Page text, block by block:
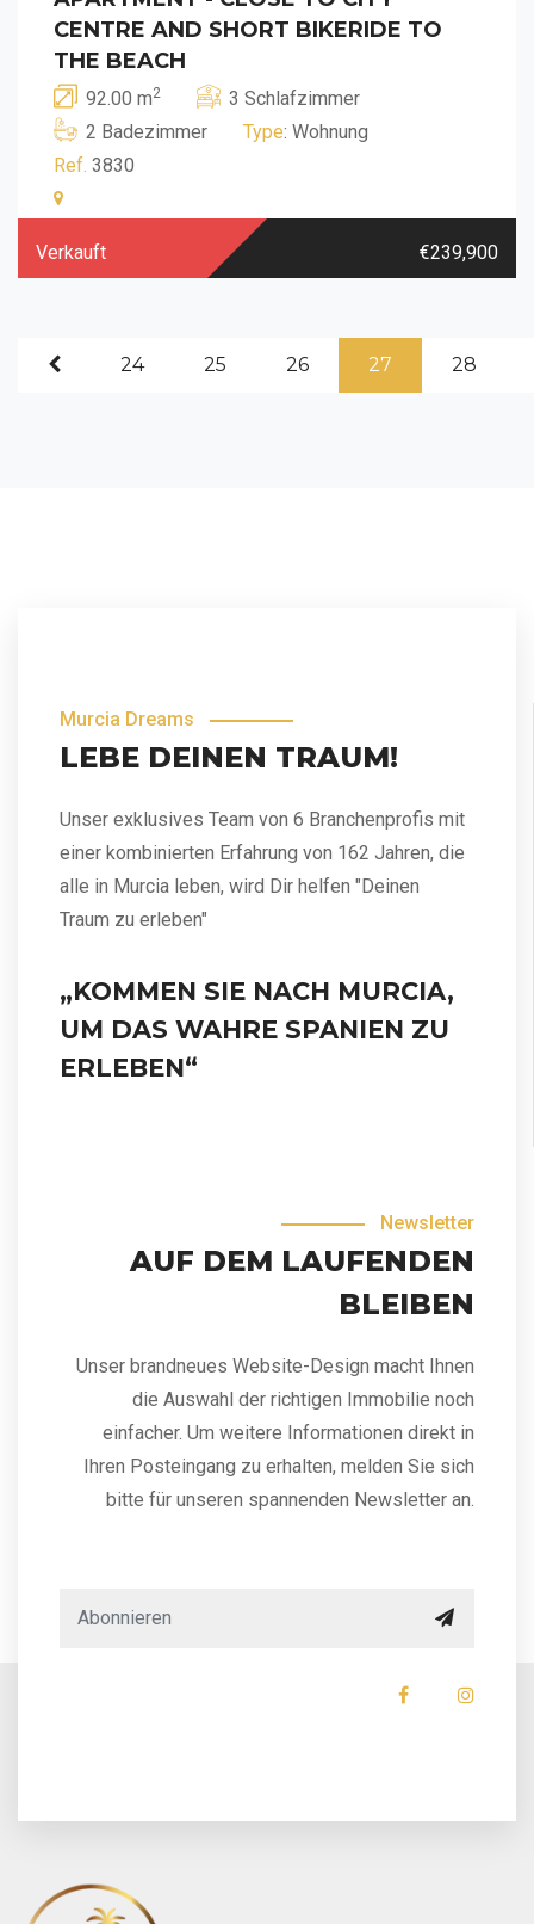
CENTRE AND SHORT BIKERIDE TO
THE BEACH
92.00 m2
3 Schlafzimmer
2 Badezimmer
Type: Wohnung
Ref. 3830
Verkauft €239,900
24 25 26 27 28
Murcia Dreams
LEBE DEINEN TRAUM!
Unser exklusives Team von 6 Branchenprofis mit
einer kombinierten Erfahrung von 162 Jahren, die
alle in Murcia leben, wird Dir helfen "Deinen
Traum zu erleben"
„KOMMEN SIE NACH MURCIA,
UM DAS WAHRE SPANIEN ZU
ERLEBEN“
Newsletter
AUF DEM LAUFENDEN
BLEIBEN
Unser brandneues Website-Design macht Ihnen
die Auswahl der richtigen Immobilie noch
einfacher. Um weitere Informationen direkt in
Ihren Posteingang zu erhalten, melden Sie sich
bitte für unseren spannenden Newsletter an.